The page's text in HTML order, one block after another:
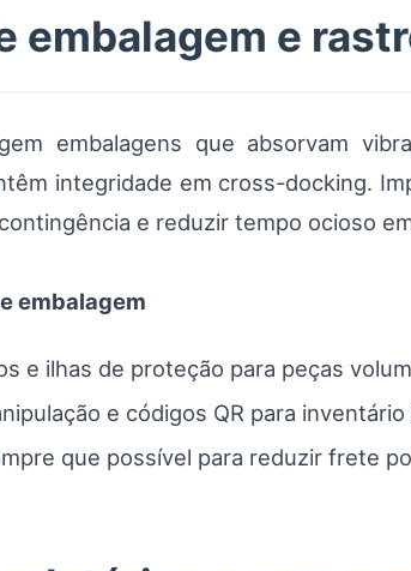
embalagem e
embalagens que absorvam
integridade em cross-docking.
e reduzir tempo ocioso
embalagem
e ilhas de proteção para peças
e códigos QR para
que possível para reduzir frete